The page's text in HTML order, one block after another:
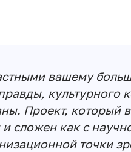
вашему
культурного
Проект, который
сложен как с
точки